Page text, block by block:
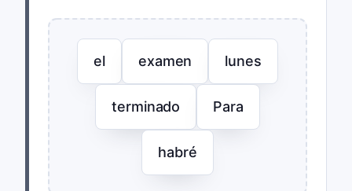
el examen lunes
terminado Para
habré